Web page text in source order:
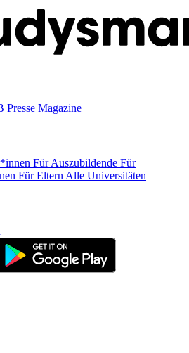
Presse Magazine
Für Auszubildende Für
Für Eltern Alle Universitäten